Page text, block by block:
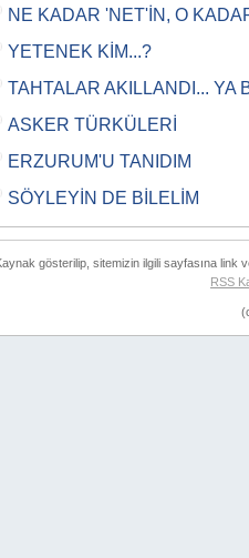
NE KADAR 'NET'İN, O
YETENEK KİM...?
TAHTALAR AKILLANDI... YA
ASKER TÜRKÜLERİ
ERZURUM'U TANIDIM
SÖYLEYİN DE BİLELİM
gösterilip, sitemizin ilgili sayfasına link
RSS